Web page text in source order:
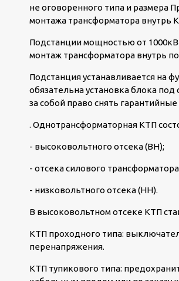
не оговоренного типа и размера
монтажа трансформатора внутрь
Подстанции мощностью от
монтаж трансформатора внутрь
Подстанция устанавливается на
обязательна установка блока
за собой право снять гарантийные
. Однотрансформаторная КТП
- высоковольтного отсека (ВН);
- отсека силового
- низковольтного отсека (НН).
В высоковольтном отсеке КТП
КТП проходного типа:
перенапряжения.
КТП тупикового типа: